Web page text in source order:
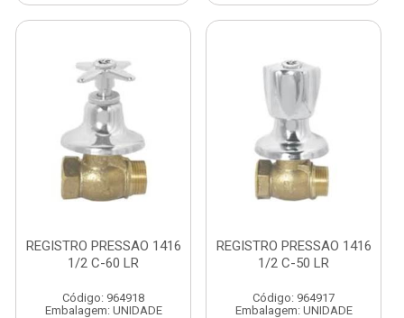
REGISTRO PRESSAO 1416
1/2 C-60 LR
Código: 964918
Embalagem: UNIDADE
REGISTRO PRESSAO 1416
1/2 C-50 LR
Código: 964917
Embalagem: UNIDADE